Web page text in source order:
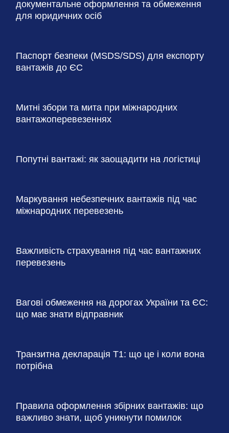
документальне оформлення та обмеження
для юридичних осіб
Паспорт безпеки (MSDS/SDS) для експорту
вантажів до ЄС
Митні збори та мита при міжнародних
вантажоперевезеннях
Попутні вантажі: як заощадити на логістиці
Маркування небезпечних вантажів під час
міжнародних перевезень
Важливість страхування під час вантажних
перевезень
Вагові обмеження на дорогах України та ЄС:
що має знати відправник
Транзитна декларація T1: що це і коли вона
потрібна
Правила оформлення збірних вантажів: що
важливо знати, щоб уникнути помилок